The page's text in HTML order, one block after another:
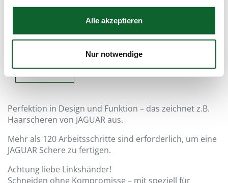
Alle akzeptieren
Nur notwendige
Langjährige Erfahrung, stetig wachsendes Know-
How und die Verwendung modernster
Fertigungsanlagen lassen Friseur-Werkzeuge
entstehen, die den anspruchsvollen
Anforderungen der Branche gerecht werden.
Perfektion in Design und Funktion – das zeichnet z.B.
Haarscheren von JAGUAR aus.
Mehr als 120 Arbeitsschritte sind erforderlich, um eine
JAGUAR Schere zu fertigen.
Achtung liebe Linkshänder!
Schneiden ohne Kompromisse – mit speziell für